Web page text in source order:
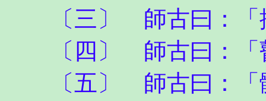
〔三〕 師古曰：「
〔四〕 師古曰：「瞽
〔五〕 師古曰：「體